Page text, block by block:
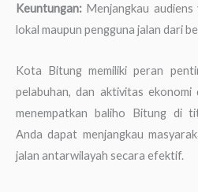
Keuntungan: Menjangkau
lokal maupun pengguna jalan dari
Kota Bitung memiliki peran
pelabuhan, dan aktivitas
menempatkan baliho Bitung di
Anda dapat menjangkau
jalan antarwilayah secara efektif.